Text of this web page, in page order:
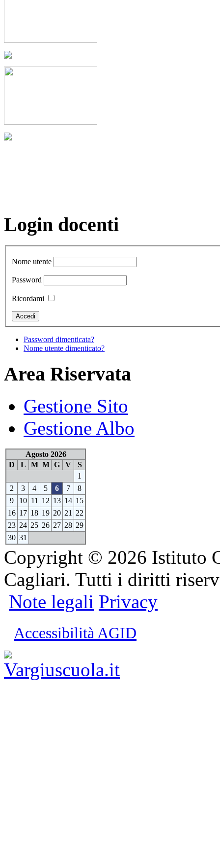
Login docenti
Nome utente
Password
Ricordami
Password dimenticata?
Nome utente dimenticato?
Area Riservata
Gestione Sito
Gestione Albo
Agosto 2026
D
L M M G V
S
1
2
3 4 5 6 7
8
9
10 11 12 13 14 15
16 17 18 19 20 21
22
23 24 25 26 27 28 29
30 31
Copyright © 2026 Istituto
Cagliari. Tutti i diritti
Note legali Privacy
Accessibilità AGID